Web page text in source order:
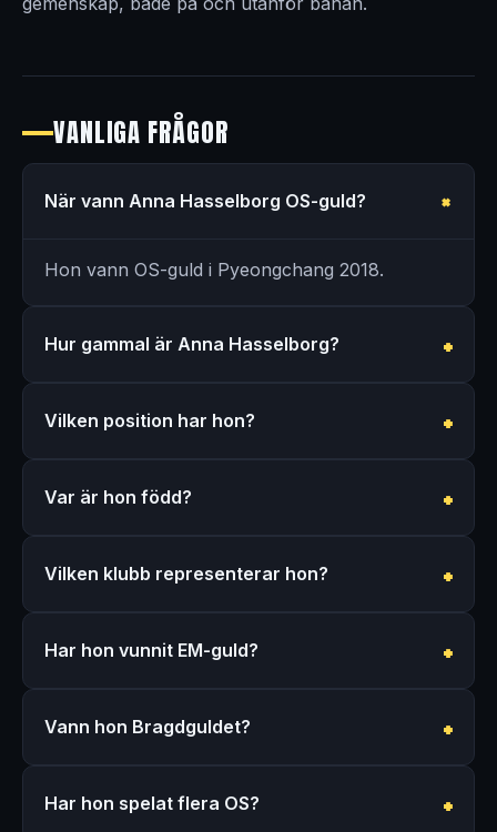
VANLIGA FRÅGOR
När vann Anna Hasselborg OS-guld?
Hon vann OS-guld i Pyeongchang 2018.
Hur gammal är Anna Hasselborg?
Vilken position har hon?
Var är hon född?
Vilken klubb representerar hon?
Har hon vunnit EM-guld?
Vann hon Bragdguldet?
Har hon spelat flera OS?